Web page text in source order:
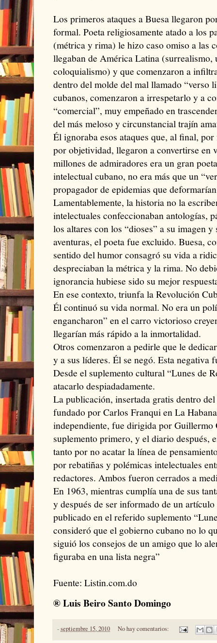
Los primeros ataques a Buesa llegaron
formal. Poeta religiosamente atado a los
(métrica y rima) le hizo caso omiso a las
llegaban de América Latina (surrealismo,
coloquialismo) y que comenzaron a
dentro del molde del mal llamado “verso
cubanos, comenzaron a irrespetarlo y a
“comercial”, muy empeñado en
del más meloso y circunstancial trajín
Él ignoraba esos ataques que, al final,
por objetividad, llegaron a convertirse en
millones de admiradores era un gran
intelectual cubano, no era más que un
propagador de epidemias que
Lamentablemente, la historia no la
intelectuales confeccionaban antologías,
los altares con los “dioses” a su imagen y
aventuras, el poeta fue excluido. Buesa,
sentido del humor consagró su vida a
despreciaban la métrica y la rima. No
ignorancia hubiese sido su mejor
En ese contexto, triunfa la Revolución
Él continuó su vida normal. No era un
engancharon” en el carro victorioso
llegarían más rápido a la inmortalidad.
Otros comenzaron a pedirle que le
y a sus líderes. Él se negó. Esta negativa
Desde el suplemento cultural “Lunes de
atacarlo despiadadamente.
La publicación, insertada gratis dentro
fundado por Carlos Franqui en La
independiente, fue dirigida por Guillermo
suplemento primero, y el diario después,
tanto por no acatar la línea de
por rebatiñas y polémicas intelectuales
redactores. Ambos fueron cerrados a
En 1963, mientras cumplía una de sus
y después de ser informado de un
publicado en el referido suplemento
consideró que el gobierno cubano no lo
siguió los consejos de un amigo que lo
figuraba en una lista negra”
Fuente: Listin.com.do
® Luis BeiroSanto Domingo
-septiembre 15, 2010 No hay comentarios: